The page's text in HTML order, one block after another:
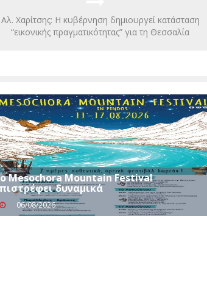
Αλ. Χαρίτσης: Η κυβέρνηση δημιουργεί κατάσταση
“εικονικής πραγματικότητας” για τη Θεσσαλία
Mesochora Mountain Festival
δυναμικά
06/08/2026